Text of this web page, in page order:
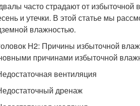
часто страдают от избыточной
и утечки. В этой статье мы
влажностью.
H2: Причины избыточной
причинами избыточной
вентиляция
дренаж